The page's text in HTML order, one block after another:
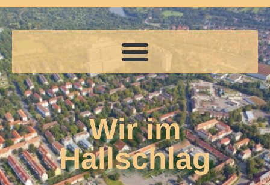
Wir im
Hallschlag